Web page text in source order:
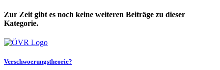
Zur Zeit gibt es noch keine weiteren Beiträge zu dieser
Kategorie.
Verschwoerungstheorie?